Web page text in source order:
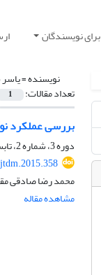
برای نویسندگان
نویسنده =
تعداد مقالات: 1
بررسی عملکرد
دوره 3، شماره 2، تابستان 1394، صفحه
محمد رضا صادقی
مشاهده مقاله